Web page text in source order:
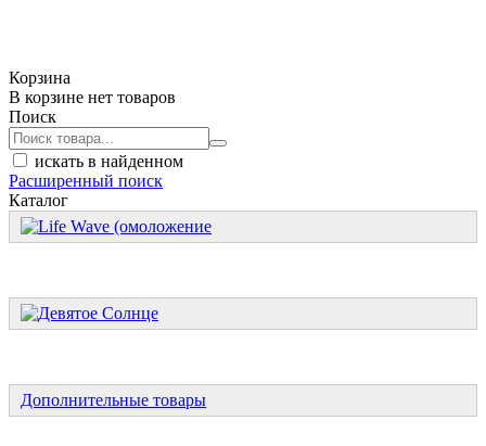
Корзина
В корзине нет товаров
Поиск
искать в найденном
Расширенный поиск
Каталог
Дополнительные товары